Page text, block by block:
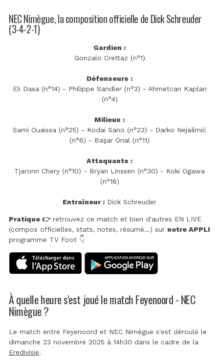
NEC Nimègue, la composition officielle de Dick Schreuder
(3-4-2-1)
Gardien :
Gonzalo Crettaz (n°1)
Défenseurs :
Eli Dasa (n°14) - Philippe Sandler (n°3) - Ahmetcan Kaplan
(n°4)
Milieux :
Sami Ouaissa (n°25) - Kodai Sano (n°23) - Darko Nejašmić
(n°6) - Başar Önal (n°11)
Attaquants :
Tjaronn Chery (n°10) - Bryan Linssen (n°30) - Koki Ogawa
(n°18)
Entraîneur : Dick Schreuder
Pratique 👉retrouvez ce match et bien d'autres EN LIVE
(compos officielles, stats, notes, résumé...) sur notre APPLI
programme TV Foot 👇
À quelle heure s'est joué le match Feyenoord - NEC
Nimègue ?
Le match entre Feyenoord et NEC Nimègue s'est déroulé le
dimanche 23 novembre 2025 à 14h30 dans le cadre de la
Eredivisie.